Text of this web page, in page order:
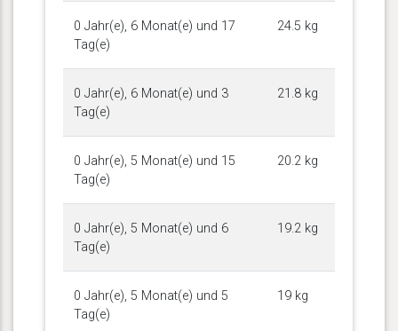
0 Jahr(e), 6 Monat(e) und 17
Tag(e)
24.5 kg
0 Jahr(e), 6 Monat(e) und 3
Tag(e)
21.8 kg
0 Jahr(e), 5 Monat(e) und 15
Tag(e)
20.2 kg
0 Jahr(e), 5 Monat(e) und 6
Tag(e)
19.2 kg
0 Jahr(e), 5 Monat(e) und 5
Tag(e)
19 kg